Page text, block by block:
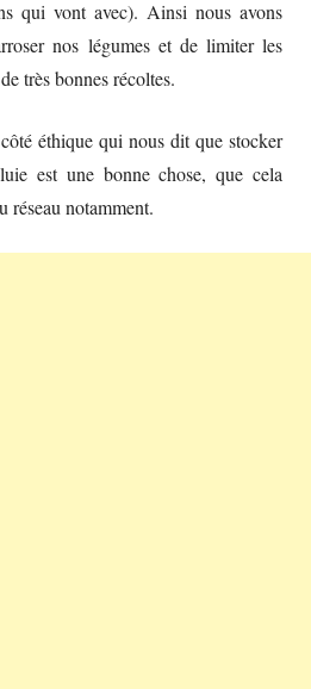
qui vont avec). Ainsi nous avons
nos légumes et de limiter les
très bonnes récoltes.
éthique qui nous dit que stocker
est une bonne chose, que cela
réseau notamment.